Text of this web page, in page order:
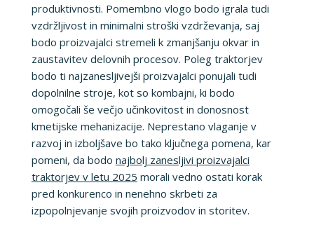
produktivnosti. Pomembno vlogo bodo igrala tudi
vzdržljivost in minimalni stroški vzdrževanja, saj
bodo proizvajalci stremeli k zmanjšanju okvar in
zaustavitev delovnih procesov. Poleg traktorjev
bodo ti najzanesljivejši proizvajalci ponujali tudi
dopolnilne stroje, kot so kombajni, ki bodo
omogočali še večjo učinkovitost in donosnost
kmetijske mehanizacije. Neprestano vlaganje v
razvoj in izboljšave bo tako ključnega pomena, kar
pomeni, da bodo najbolj zanesljivi proizvajalci
traktorjev v letu 2025 morali vedno ostati korak
pred konkurenco in nenehno skrbeti za
izpopolnjevanje svojih proizvodov in storitev.